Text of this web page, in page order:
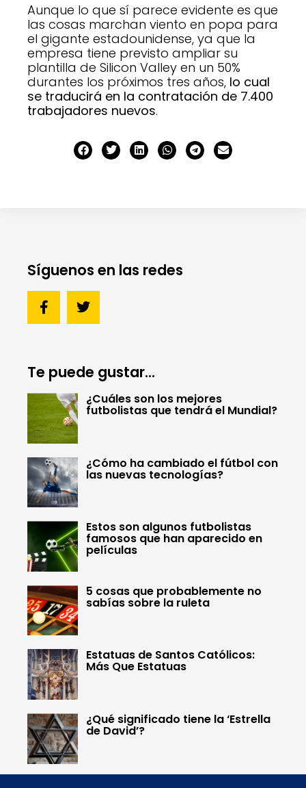
Aunque lo que sí parece evidente es que
las cosas marchan viento en popa para
el gigante estadounidense, ya que la
empresa tiene previsto ampliar su
plantilla de Silicon Valley en un 50%
durantes los próximos tres años, lo cual
se traducirá en la contratación de 7.400
trabajadores nuevos.
Síguenos en las redes
Te puede gustar...
¿Cuáles son los mejores
futbolistas que tendrá el Mundial?
¿Cómo ha cambiado el fútbol con
las nuevas tecnologías?
Estos son algunos futbolistas
famosos que han aparecido en
películas
5 cosas que probablemente no
sabías sobre la ruleta
Estatuas de Santos Católicos:
Más Que Estatuas
¿Qué significado tiene la ‘Estrella
de David’?